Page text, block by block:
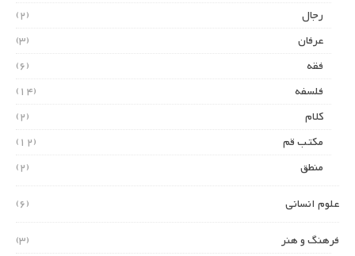
رجال
(2)
عرفان
(3)
فقه
(6)
فلسفه
(14)
کلام
(2)
مکتب قم
(12)
منطق
(2)
علوم انسانی
(6)
فرهنگ و هنر
(3)